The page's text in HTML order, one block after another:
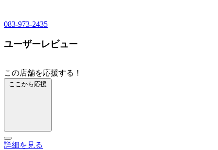
083-973-2435
ユーザーレビュー
この店舗を応援する！
ここから応援
詳細を見る